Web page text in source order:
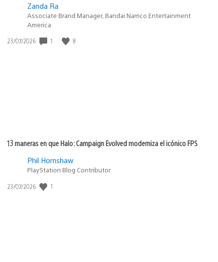
Zanda Ra
Associate Brand Manager, Bandai Namco Entertainment
America
Fecha
23/07/2026 1 8
13 maneras en que Halo: Campaign Evolved moderniza el icónico FPS
Phil Hornshaw
PlayStation Blog Contributor
Fecha
23/07/2026 1